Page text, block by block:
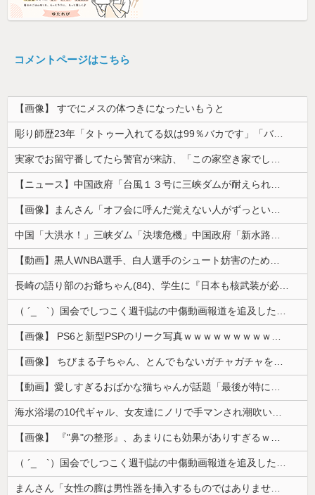
コメントページはこちら
【画像】 すでにメスの体つきになったいもうと
彫り師歴23年「タトゥー入れてる奴は99％バカです」「バカは5000円が好き」無断キャンセル、挨拶できない、金がない…客層をぶっちゃけ
実家でお留守番してたら警官が来訪、「この家空き家でしたよね？」と問いかけてくるが実際は30年ほど住んでおり……
【ニュース】中国政府「台風１３号に三峡ダムが耐えられない！全開放流しろ！」⇒ 下流域の街が壊滅状態ｗｗｗｗｗ
【画像】まんさん「オフ会に呼んだ覚えない人がずっといたので晒すわ」（パシャ）
中国「大洪水！」三峡ダム「決壊危機」中国政府「新水路建設！（三峡新水路」現場職員「内部情報公開！（失踪」湖南省「三峡放流情報（画像」台風13号「...
【動画】黒人WNBA選手、白人選手のシュート妨害のためジャンピング・ネックブリーカー・ドロップして退場処分→ロッカールームから「白人特権」と投稿...
長崎の語り部のお爺ちゃん(84)、学生に『日本も核武装が必要』と言われびっくり
（ ´_ゝ`）国会でしつこく週刊誌の中傷動画報道を追及した立憲議員、自身への誹謗中傷・苦情電話被害を訴え「総理に疑問を質す、当然のことをしただけ...
【画像】 PS6と新型PSPのリーク写真ｗｗｗｗｗｗｗｗｗｗｗｗｗｗｗｗｗｗｗ
【画像】 ちびまる子ちゃん、とんでもないガチャガチャを発売してしまうｗｗｗｗ
【動画】愛しすぎるおばかな猫ちゃんが話題「最後が特にかわいいｗ」
海水浴場の10代ギャル、女友達にノリで手マンされ潮吹いてガチイキしてしまうｗｗｗ
【画像】 『"鼻"の整形』、あまりにも効果がありすぎるｗｗｗｗｗｗｗｗｗｗｗ
（ ´_ゝ`）国会でしつこく週刊誌の中傷動画報道を追及した立憲議員、自身への誹謗中傷・苦情電話被害を訴え「総理に疑問を質す、当然のことをした...
まんさん「女性の膣は男性器を挿入するものではありません」